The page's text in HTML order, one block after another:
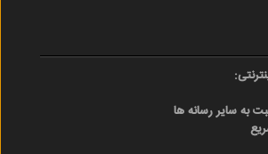
به سایر رسانه ها